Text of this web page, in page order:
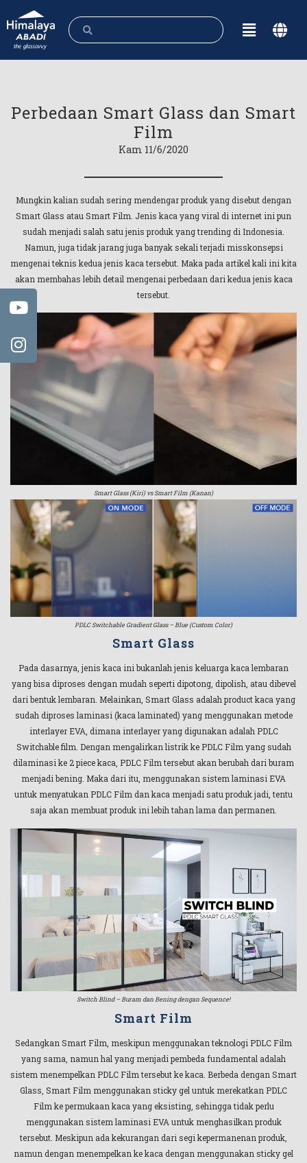
Perbedaan Smart Glass dan Smart
Film
Kam 11/6/2020
Mungkin kalian sudah sering mendengar produk yang disebut dengan
Smart Glass atau Smart Film. Jenis kaca yang viral di internet ini pun
sudah menjadi salah satu jenis produk yang trending di Indonesia.
Namun, juga tidak jarang juga banyak sekali terjadi misskonsepsi
mengenai teknis kedua jenis kaca tersebut. Maka pada artikel kali ini kita
akan membahas lebih detail mengenai perbedaan dari kedua jenis kaca
tersebut.
Smart Glass (Kiri) vs Smart Film (Kanan)
PDLC Switchable Gradient Glass – Blue (Custom Color)
Smart Glass
Pada dasarnya, jenis kaca ini bukanlah jenis keluarga kaca lembaran
yang bisa diproses dengan mudah seperti dipotong, dipolish, atau dibevel
dari bentuk lembaran. Melainkan, Smart Glass adalah product kaca yang
sudah diproses laminasi (kaca laminated) yang menggunakan metode
interlayer EVA, dimana interlayer yang digunakan adalah PDLC
Switchable film. Dengan mengalirkan listrik ke PDLC Film yang sudah
dilaminasi ke 2 piece kaca, PDLC Film tersebut akan berubah dari buram
menjadi bening. Maka dari itu, menggunakan sistem laminasi EVA
untuk menyatukan PDLC Film dan kaca menjadi satu produk jadi, tentu
saja akan membuat produk ini lebih tahan lama dan permanen.
Switch Blind – Buram dan Bening dengan Sequence!
Smart Film
Sedangkan Smart Film, meskipun menggunakan teknologi PDLC Film
yang sama, namun hal yang menjadi pembeda fundamental adalah
sistem menempelkan PDLC Film tersebut ke kaca. Berbeda dengan Smart
Glass, Smart Film menggunakan sticky gel untuk merekatkan PDLC
Film ke permukaan kaca yang eksisting, sehingga tidak perlu
menggunakan sistem laminasi EVA untuk menghasilkan produk
tersebut. Meskipun ada kekurangan dari segi kepermanenan produk,
namun dengan menempelkan ke kaca dengan menggunakan sticky gel